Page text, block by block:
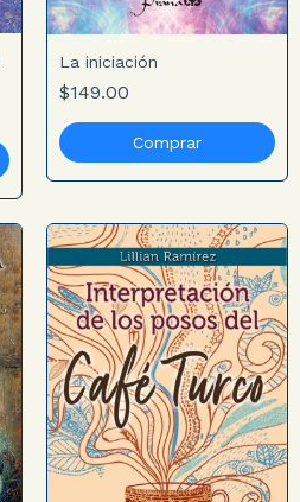
La iniciación
$149.00